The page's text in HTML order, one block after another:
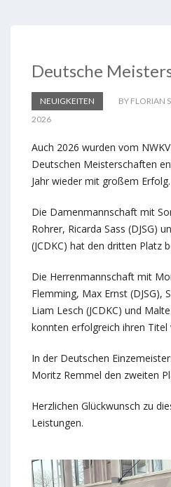
Deutsche
NEUIGKEITEN BY FLORIAN
2026
Auch 2026 wurden vom
Deutschen Meisterschaften
Jahr wieder mit großem Erfolg.
Die Damenmannschaft mit
Rohrer, Ricarda Sass (DJSG)
(JCDKC) hat den dritten Platz
Die Herrenmannschaft mit
Flemming, Max Ernst (DJSG),
Liam Lesch (JCDKC) und
konnten erfolgreich ihren Titel
In der Deutschen
Moritz Remmel den zweiten
Herzlichen Glückwunsch zu
Leistungen.